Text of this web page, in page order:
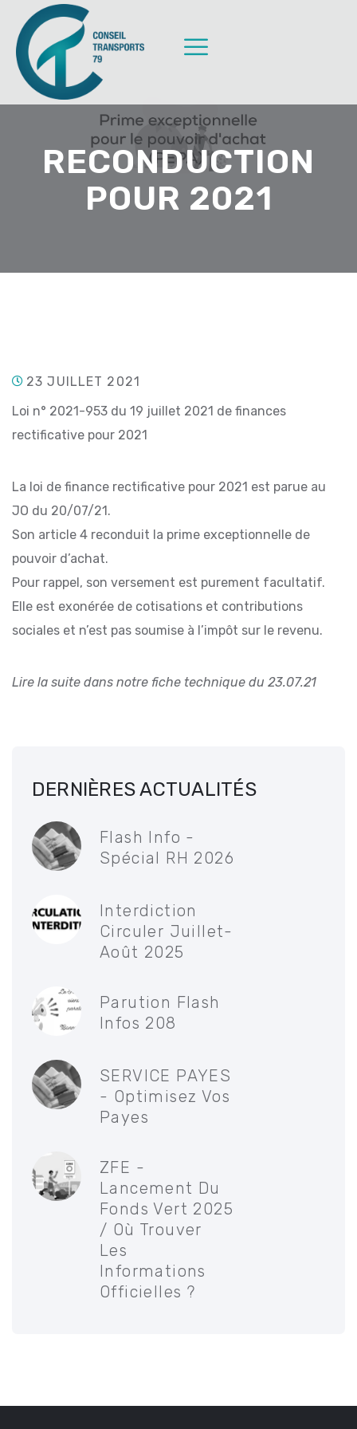
RECONDUCTION
POUR 2021
23 JUILLET 2021
Loi n° 2021-953 du 19 juillet 2021 de finances
rectificative pour 2021
La loi de finance rectificative pour 2021 est parue au
JO du 20/07/21.
Son article 4 reconduit la prime exceptionnelle de
pouvoir d’achat.
Pour rappel, son versement est purement facultatif.
Elle est exonérée de cotisations et contributions
sociales et n’est pas soumise à l’impôt sur le revenu.
Lire la suite dans notre fiche technique du 23.07.21
DERNIÈRES ACTUALITÉS
Flash Info -
Spécial RH 2026
Interdiction
Circuler Juillet-
Août 2025
Parution Flash
Infos 208
SERVICE PAYES
- Optimisez Vos
Payes
ZFE -
Lancement Du
Fonds Vert 2025
/ Où Trouver
Les
Informations
Officielles ?